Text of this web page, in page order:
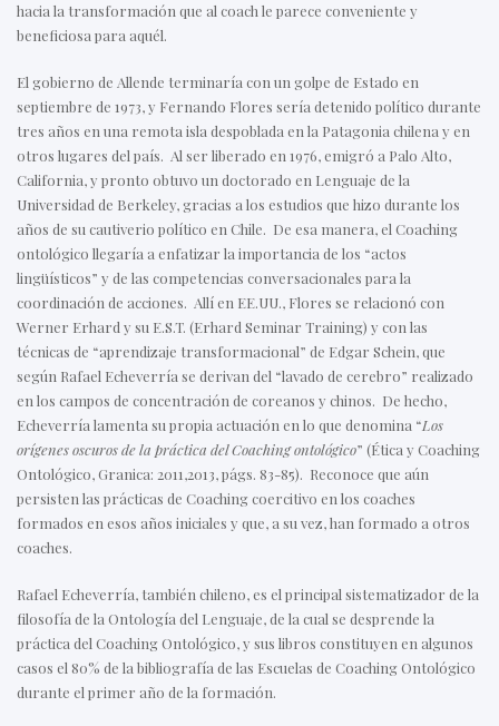
hacia la transformación que al coach le parece conveniente y
beneficiosa para aquél.
El gobierno de Allende terminaría con un golpe de Estado en
septiembre de 1973, y Fernando Flores sería detenido político durante
tres años en una remota isla despoblada en la Patagonia chilena y en
otros lugares del país. Al ser liberado en 1976, emigró a Palo Alto,
California, y pronto obtuvo un doctorado en Lenguaje de la
Universidad de Berkeley, gracias a los estudios que hizo durante los
años de su cautiverio político en Chile. De esa manera, el Coaching
ontológico llegaría a enfatizar la importancia de los “actos
lingüísticos” y de las competencias conversacionales para la
coordinación de acciones. Allí en EE.UU., Flores se relacionó con
Werner Erhard y su E.S.T. (Erhard Seminar Training) y con las
técnicas de “aprendizaje transformacional” de Edgar Schein, que
según Rafael Echeverría se derivan del “lavado de cerebro” realizado
en los campos de concentración de coreanos y chinos. De hecho,
Echeverría lamenta su propia actuación en lo que denomina “Los
orígenes oscuros de la práctica del Coaching ontológico” (Ética y Coaching
Ontológico, Granica: 2011,2013, págs. 83-85). Reconoce que aún
persisten las prácticas de Coaching coercitivo en los coaches
formados en esos años iniciales y que, a su vez, han formado a otros
coaches.
Rafael Echeverría, también chileno, es el principal sistematizador de la
filosofía de la Ontología del Lenguaje, de la cual se desprende la
práctica del Coaching Ontológico, y sus libros constituyen en algunos
casos el 80% de la bibliografía de las Escuelas de Coaching Ontológico
durante el primer año de la formación.